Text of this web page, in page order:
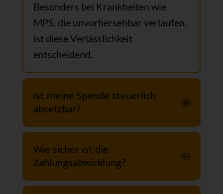
Besonders bei Krankheiten wie
MPS, die unvorhersehbar verlaufen,
ist diese Verlässlichkeit
entscheidend.
Ist meine Spende steuerlich
absetzbar?
Wie sicher ist die
Zahlungsabwicklung?